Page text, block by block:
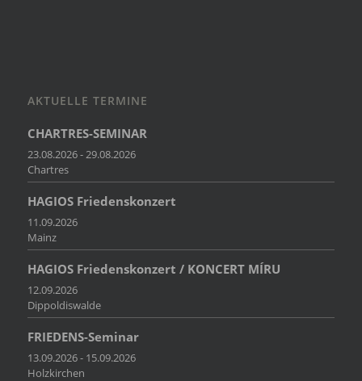
AKTUELLE TERMINE
CHARTRES-SEMINAR
23.08.2026 - 29.08.2026
Chartres
HAGIOS Friedenskonzert
11.09.2026
Mainz
HAGIOS Friedenskonzert / KONCERT MÍRU
12.09.2026
Dippoldiswalde
FRIEDENS-Seminar
13.09.2026 - 15.09.2026
Holzkirchen